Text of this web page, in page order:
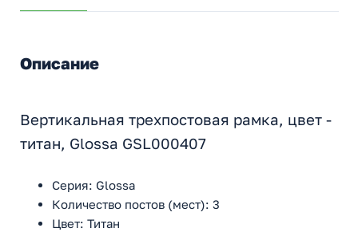
Описание
Вертикальная трехпостовая рамка, цвет -
титан, Glossa GSL000407
Серия: Glossa
Количество постов (мест): 3
Цвет: Титан